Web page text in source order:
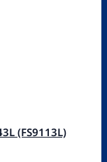
(FS9113L)